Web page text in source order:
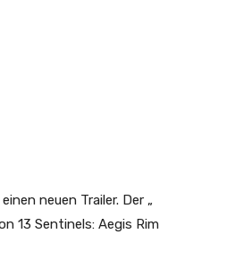
neuen Trailer. Der „
13 Sentinels: Aegis Rim